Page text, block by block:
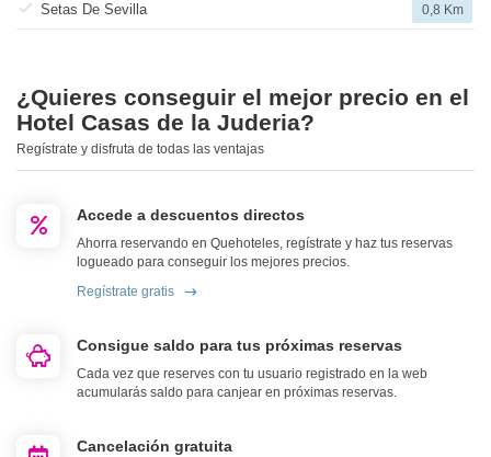
Setas De Sevilla 0,8 Km
¿Quieres conseguir el mejor precio en el
Hotel Casas de la Juderia?
Regístrate y disfruta de todas las ventajas
Accede a descuentos directos
Ahorra reservando en Quehoteles, regístrate y haz tus reservas
logueado para conseguir los mejores precios.
Regístrate gratis
Consigue saldo para tus próximas reservas
Cada vez que reserves con tu usuario registrado en la web
acumularás saldo para canjear en próximas reservas.
Cancelación gratuita